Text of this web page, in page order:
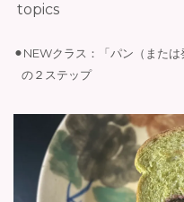
topics
⚫︎NEWクラス：「パン（または
の２ステップ